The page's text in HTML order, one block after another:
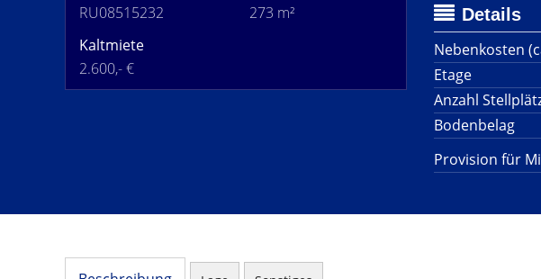
RU08515232
273 m²
Kaltmiete
2.600,- €
Details
Nebenkosten
Etage
Anzahl
Bodenbelag
Provision für